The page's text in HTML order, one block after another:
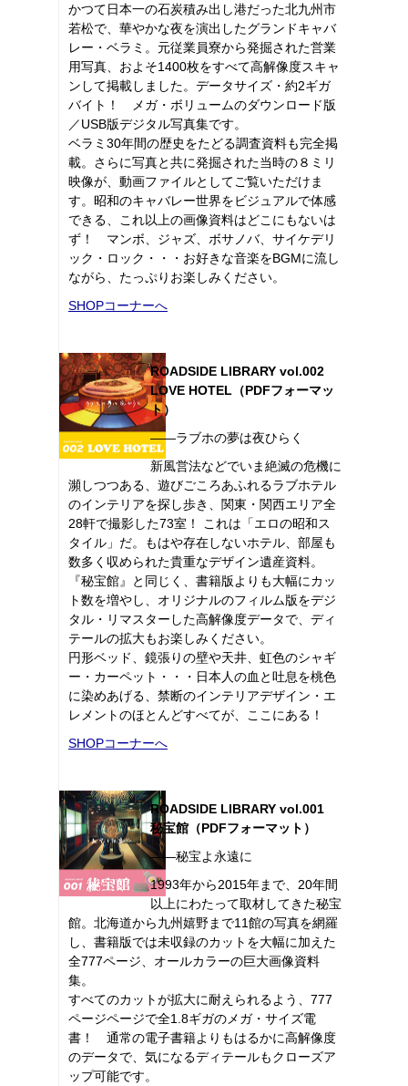
かつて日本一の石炭積み出し港だった北九州市
若松で、華やかな夜を演出したグランドキャバ
レー・ベラミ。元従業員寮から発掘された営業
用写真、およそ1400枚をすべて高解像度スキャ
ンして掲載しました。データサイズ・約2ギガ
バイト！ メガ・ボリュームのダウンロード版
／USB版デジタル写真集です。
ベラミ30年間の歴史をたどる調査資料も完全掲
載。さらに写真と共に発掘された当時の８ミリ
映像が、動画ファイルとしてご覧いただけま
す。昭和のキャバレー世界をビジュアルで体感
できる、これ以上の画像資料はどこにもないは
ず！ マンボ、ジャズ、ボサノバ、サイケデリ
ック・ロック・・・お好きな音楽をBGMに流し
ながら、たっぷりお楽しみください。
SHOPコーナーへ
ROADSIDE LIBRARY vol.002
LOVE HOTEL（PDFフォーマッ
ト）
――ラブホの夢は夜ひらく
新風営法などでいま絶滅の危機に
瀕しつつある、遊びごころあふれるラブホテル
のインテリアを探し歩き、関東・関西エリア全
28軒で撮影した73室！ これは「エロの昭和ス
タイル」だ。もはや存在しないホテル、部屋も
数多く収められた貴重なデザイン遺産資料。
『秘宝館』と同じく、書籍版よりも大幅にカッ
ト数を増やし、オリジナルのフィルム版をデジ
タル・リマスターした高解像度データで、ディ
テールの拡大もお楽しみください。
円形ベッド、鏡張りの壁や天井、虹色のシャギ
ー・カーペット・・・日本人の血と吐息を桃色
に染めあげる、禁断のインテリアデザイン・エ
レメントのほとんどすべてが、ここにある！
SHOPコーナーへ
ROADSIDE LIBRARY vol.001
秘宝館（PDFフォーマット）
――秘宝よ永遠に
1993年から2015年まで、20年間
以上にわたって取材してきた秘宝
館。北海道から九州嬉野まで11館の写真を網羅
し、書籍版では未収録のカットを大幅に加えた
全777ページ、オールカラーの巨大画像資料
集。
すべてのカットが拡大に耐えられるよう、777
ページページで全1.8ギガのメガ・サイズ電
書！ 通常の電子書籍よりもはるかに高解像度
のデータで、気になるディテールもクローズア
ップ可能です。